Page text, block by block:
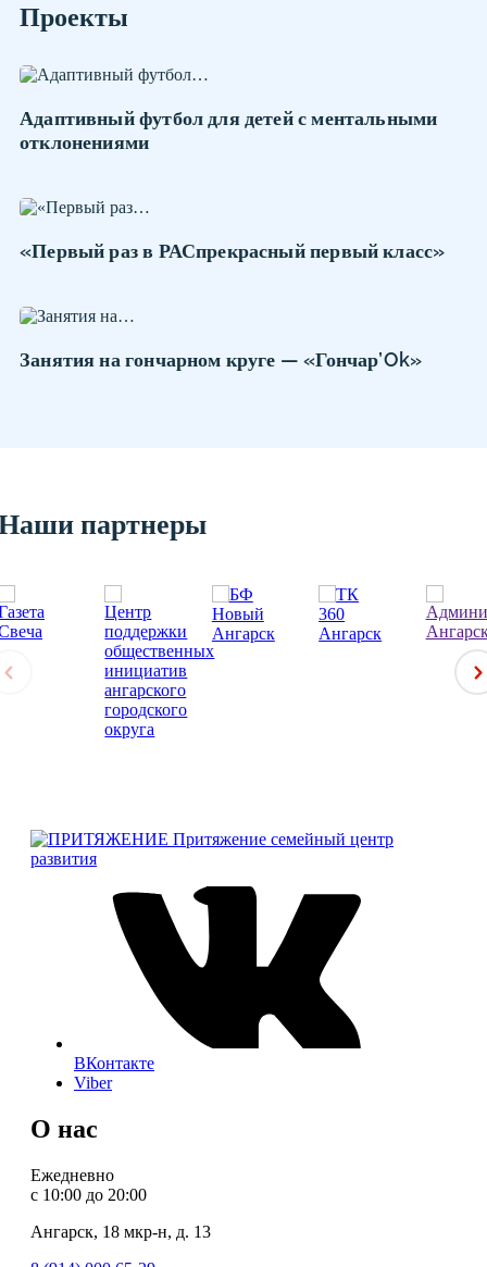
Проекты
Адаптивный футбол для детей с ментальными
отклонениями
«Первый раз в РАСпрекрасный первый класс»
Занятия на гончарном круге — «Гончар’Ok»
партнеры
Притяжение семейный центр
развития
ВКонтакте
Viber
О нас
Ежедневно
с 10:00 до 20:00
Ангарск, 18 мкр-н, д. 13